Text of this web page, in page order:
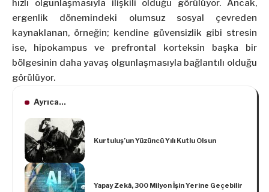
hızlı olgunlaşmasıyla ilişkili olduğu görülüyor. Ancak,
ergenlik dönemindeki olumsuz sosyal çevreden
kaynaklanan, örneğin; kendine güvensizlik gibi stresin
ise, hipokampus ve prefrontal korteksin başka bir
bölgesinin daha yavaş olgunlaşmasıyla bağlantılı olduğu
görülüyor.
Ayrıca...
Kurtuluş’un Yüzüncü Yılı Kutlu Olsun
Yapay Zekâ, 300 Milyon İşin Yerine Geçebilir